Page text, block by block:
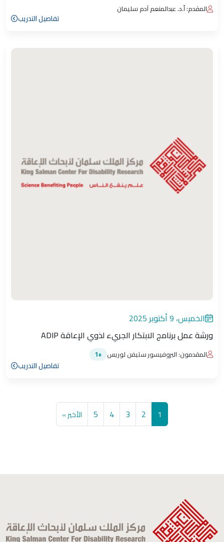
المقدم: أ.د. عبدالمنعم آدم سليمان
تفاصيل التدريب
الخميس، 9 أكتوبر 2025
ورشة عمل برنامج الابتكار الجريء لذوي الإعاقة ADIP
المقدمون: البروفيسور ستيفن لوريس +1
تفاصيل التدريب
Pagination Current page
1 الصفحة
2 الصفحة
3 الصفحة
4 الصفحة
5
Last page
الأخير »